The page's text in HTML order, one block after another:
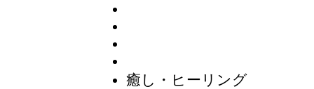
癒し・ヒーリング